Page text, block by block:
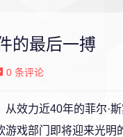
的最后一搏
0 条评论
效力近40年的菲尔·
戏部门即将迎来光明